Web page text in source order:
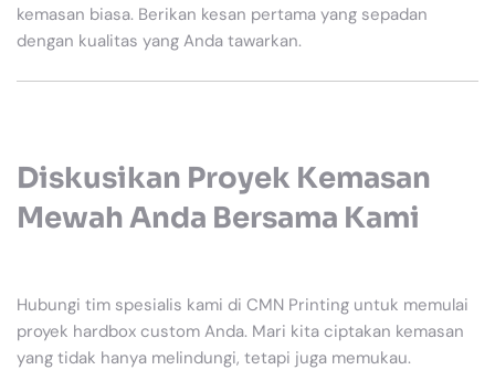
kemasan biasa. Berikan kesan pertama yang sepadan
dengan kualitas yang Anda tawarkan.
Diskusikan Proyek Kemasan
Mewah Anda Bersama Kami
Hubungi tim spesialis kami di CMN Printing untuk memulai
proyek hardbox custom Anda. Mari kita ciptakan kemasan
yang tidak hanya melindungi, tetapi juga memukau.